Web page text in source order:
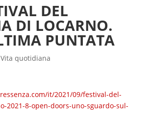
DEL
DI LOCARNO.
PUNTATA
Vita quotidiana
it/2021/09/festival-del-
2021-8-open-doors-uno-sguardo-sul-